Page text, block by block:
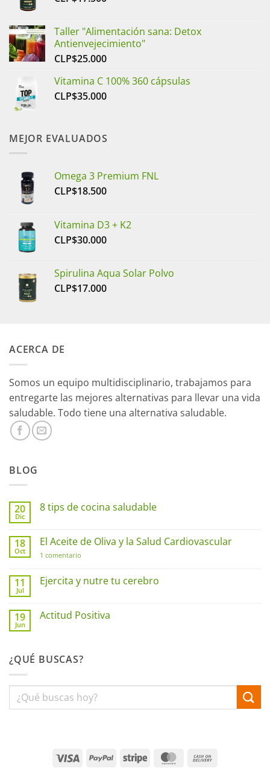
CLP$23.000
Taller "Alimentación sana: Detox
Antienvejecimiento"
CLP$25.000
Vitamina C 100% 360 cápsulas
CLP$35.000
MEJOR EVALUADOS
Omega 3 Premium FNL
CLP$18.500
Vitamina D3 + K2
CLP$30.000
Spirulina Aqua Solar Polvo
CLP$17.000
ACERCA DE
Somos un equipo multidisciplinario, trabajamos para
entregarte las mejores alternativas para llevar una vida
saludable. Todo tiene una alternativa saludable.
BLOG
20
Dic
8 tips de cocina saludable
comentarios
en
8
tips
cocina
saludable
18
Oct
El Aceite de Oliva y la Salud Cardiovascular
1 comentario
de
Oliva
Salud
Cardiovascular
11
Jul
Ejercita y nutre tu cerebro
comentarios
en
cerebro
19
Jun
Actitud Positiva
Actitud
¿QUÉ BUSCAS?
Visa PayPal Stripe MasterCard